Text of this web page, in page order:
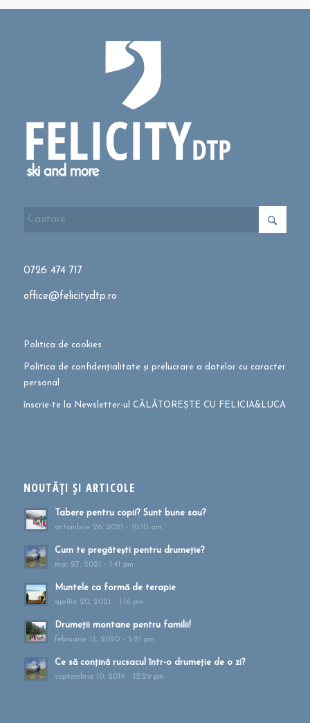
0726 474 717
office@felicitydtp.ro
Politica de cookies
Politica de confidențialitate și prelucrare a datelor cu caracter
personal
înscrie-te la Newsletter-ul CĂLĂTOREȘTE CU FELICIA&LUCA
NOUTĂȚI ȘI ARTICOLE
Tabere pentru copii? Sunt bune sau?
octombrie 26, 2021 - 10:10 am
Cum te pregătești pentru drumeție?
mai 27, 2021 - 1:41 pm
Muntele ca formă de terapie
aprilie 20, 2021 - 1:16 pm
Drumeții montane pentru familii!
februarie 13, 2020 - 5:21 pm
Ce să conțină rucsacul într-o drumeție de o zi?
septembrie 10, 2019 - 12:29 pm